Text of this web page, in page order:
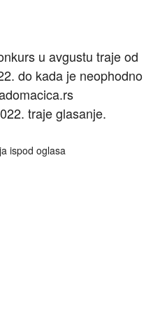
u avgustu traje od
do kada je neophodno
traje glasanje.
ispod oglasa